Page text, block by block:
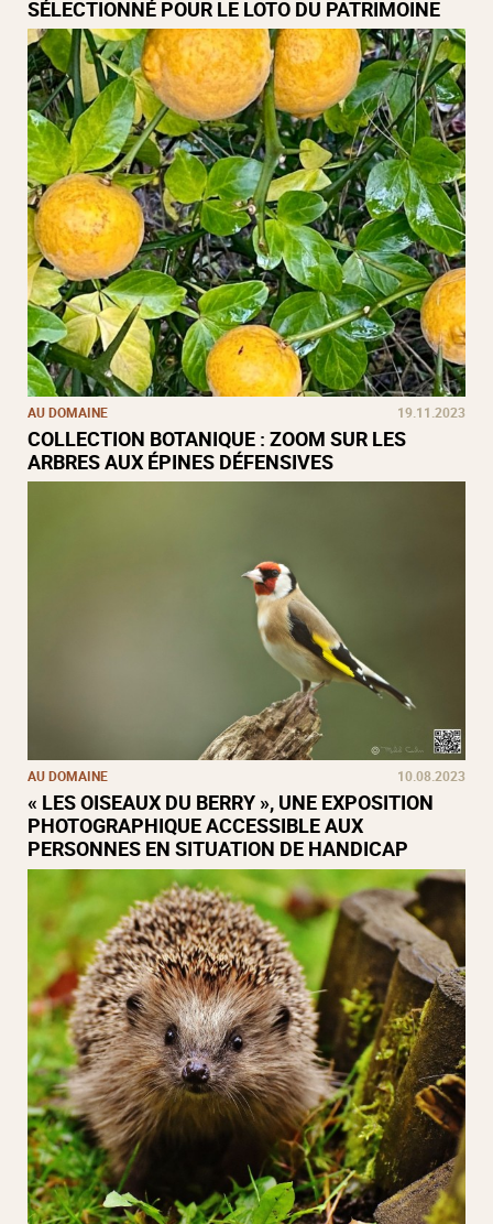
SÉLECTIONNÉ POUR LE LOTO DU PATRIMOINE
AU DOMAINE 19.11.2023
COLLECTION BOTANIQUE : ZOOM SUR LES
ARBRES AUX ÉPINES DÉFENSIVES
AU DOMAINE 10.08.2023
« LES OISEAUX DU BERRY », UNE EXPOSITION
PHOTOGRAPHIQUE ACCESSIBLE AUX
PERSONNES EN SITUATION DE HANDICAP